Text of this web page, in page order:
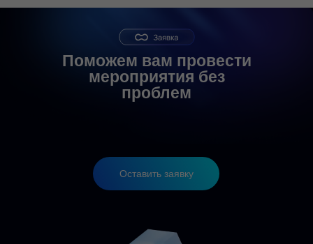
Оставить заявку
Поможем вам провести
мероприятия без
проблем